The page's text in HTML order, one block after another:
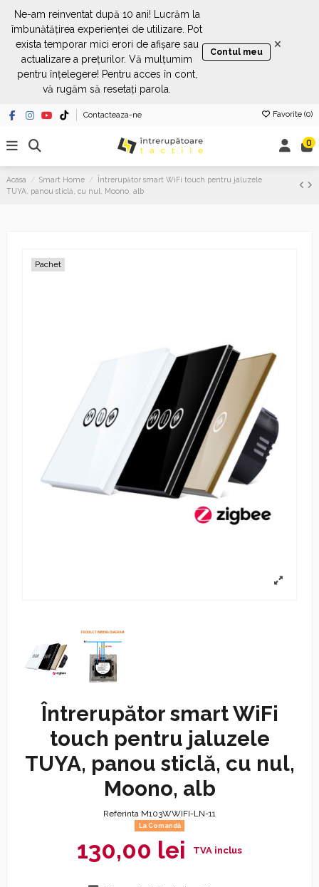
Ne-am reinventat după 10 ani! Lucrăm la
îmbunătățirea experienței de utilizare. Pot
exista temporar mici erori de afișare sau
actualizare a prețurilor. Vă mulțumim
pentru înțelegere! Pentru acces în cont,
vă rugăm să resetați parola.
Contul meu ×
Contacteaza-ne Favorite (0)
0
Acasa Smart Home
Întrerupător smart WiFi touch pentru jaluzele
TUYA, panou sticlă, cu nul, Moono, alb
Pachet
Întrerupător smart WiFi
touch pentru jaluzele
TUYA, panou sticlă, cu nul,
Moono, alb
Referinta M103WWIFI-LN-11
La Comandă
130,00 lei